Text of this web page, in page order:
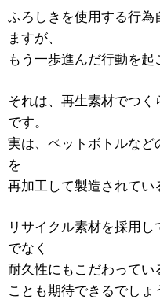
ふろしきを使用する行
ますが、
もう一歩進んだ行動を起
それは、再生素材でつ
です。
実は、ペットボトルな
を
再加工して製造されてい
リサイクル素材を採用
でなく
耐久性にもこだわって
ことも期待できるでしょ